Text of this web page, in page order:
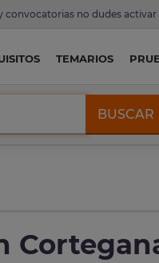
convocatorias no dudes activar
TEMARIOS
BUSCAR